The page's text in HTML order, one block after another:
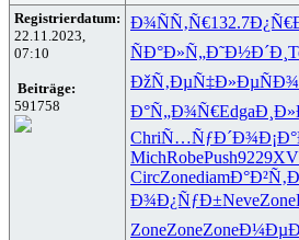
Registrierdatum:
22.11.2023,
07:10
Beiträge:
591758
Ð¾ÑÑ‚Ñ€132.7
ÑÐ°Ð»Ñ„Ð˜Ð½Ð´Ð¸
ÐžÑ‚ÐµÑ‡Ð»ÐµÑÐ¾
Ð°Ñ„Ð¾Ñ€Edga
ChriÑ…ÑƒÐ´Ð¾
MichRobePush9229
CircZonediam
Ð¾Ð¿ÑƒÐ±NeveZone
ZoneZoneZone